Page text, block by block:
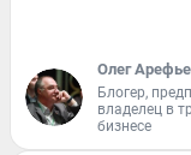
Олег
Блогер,
владелец в
бизнесе